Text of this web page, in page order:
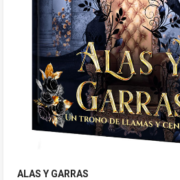
ALAS Y GARRAS